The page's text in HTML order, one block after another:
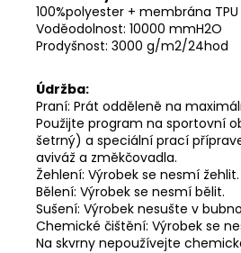
100%polyester + membrána TPU
Voděodolnost: 10000 mmH2O
Prodyšnost: 3000 g/m2/24hod
Údržba:
Praní: Prát odděleně na
Použijte program na sportovní
šetrný) a speciální prací
aviváž a změkčovadla.
Žehlení: Výrobek se nesmí žehlit.
Bělení: Výrobek se nesmí bělit.
Sušení: Výrobek nesušte v
Chemické čištění: Výrobek se
Na skvrny nepoužívejte